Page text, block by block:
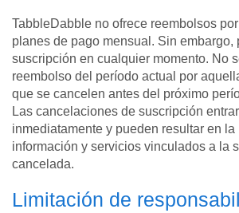
TabbleDabble no ofrece reembolsos
planes de pago mensual. Sin embargo,
suscripción en cualquier momento. No
reembolso del período actual por
que se cancelen antes del próximo
Las cancelaciones de suscripción
inmediatamente y pueden resultar en la
información y servicios vinculados a la
cancelada.
Limitación de